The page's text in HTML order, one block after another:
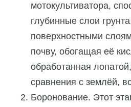
мотокультиватора,
глубинные слои
поверхностными
почву, обогащая её
обработанная
сравнения с землёй,
Боронование. Этот